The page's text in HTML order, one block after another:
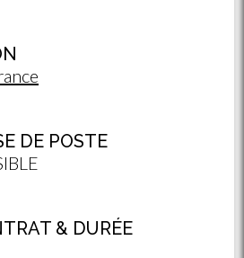
DE POSTE
& DURÉE